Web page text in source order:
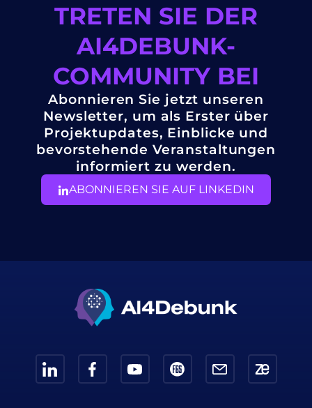
TRETEN SIE DER
AI4DEBUNK-
COMMUNITY BEI
Abonnieren Sie jetzt unseren
Newsletter, um als Erster über
Projektupdates, Einblicke und
bevorstehende Veranstaltungen
informiert zu werden.
ABONNIEREN SIE AUF LINKEDIN